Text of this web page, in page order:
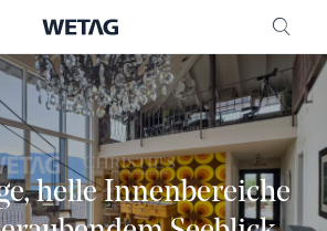
helle Innenbereiche